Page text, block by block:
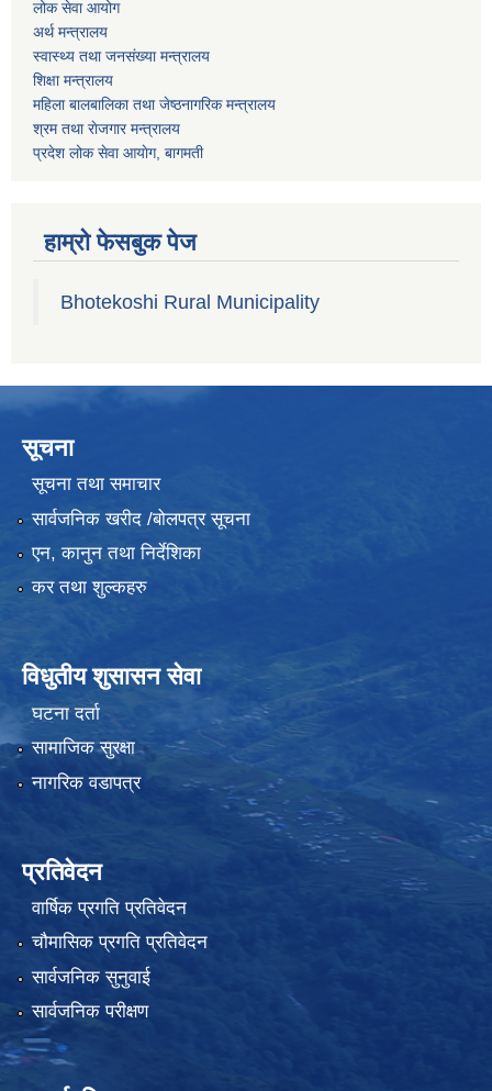
लोक सेवा आयोग
अर्थ मन्त्रालय
स्वास्थ्य तथा जनस‌ंख्या मन्त्रालय
शिक्षा मन्त्रालय
महिला बालबालिका तथा जेष्ठनागरिक मन्त्रालय
श्रम तथा राेजगार मन्त्रालय
प्रदेश लोक सेवा आयाेग, बागमती
हाम्रो फेसबुक पेज
Bhotekoshi Rural Municipality
सूचना
सूचना तथा समाचार
सार्वजनिक खरीद /बोलपत्र सूचना
एन, कानुन तथा निर्देशिका
कर तथा शुल्कहरु
विधुतीय शुसासन सेवा
घटना दर्ता
सामाजिक सुरक्षा
नागरिक वडापत्र
प्रतिवेदन
वार्षिक प्रगति प्रतिवेदन
चौमासिक प्रगति प्रतिवेदन
सार्वजनिक सुनुवाई
सार्वजनिक परीक्षण